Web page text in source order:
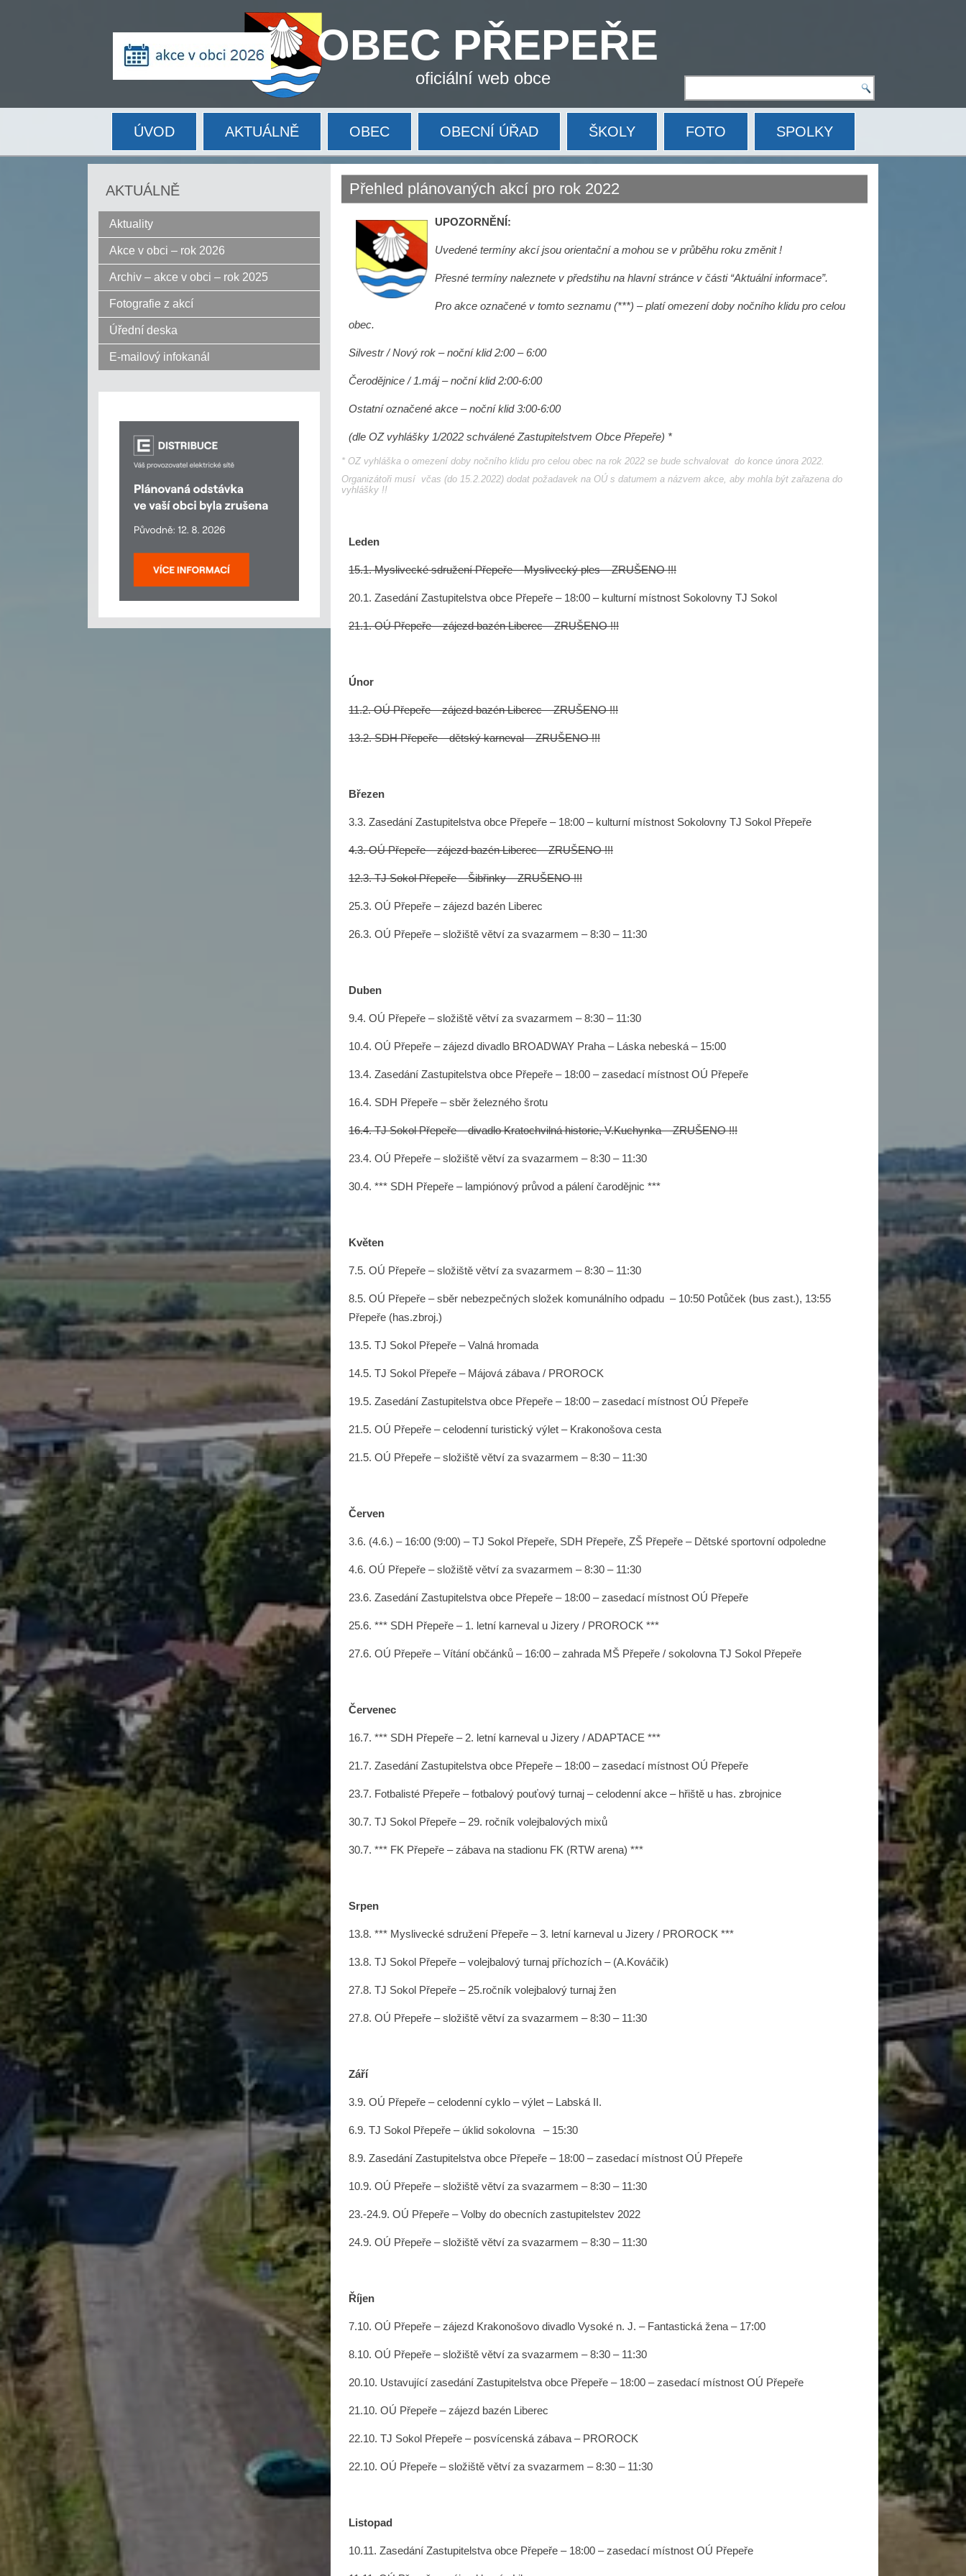
OBEC PŘEPEŘE
oficiální web obce
ÚVOD AKTUÁLNĚ OBEC OBECNÍ ÚŘAD ŠKOLY FOTO SPOLKY
AKTUÁLNĚ
Aktuality
Akce v obci – rok 2026
Archiv – akce v obci – rok 2025
Fotografie z akcí
Úřední deska
E-mailový infokanál
Přehled plánovaných akcí pro rok 2022
UPOZORNĚNÍ:
Uvedené termíny akcí jsou orientační a mohou se v průběhu roku změnit !
Přesné termíny naleznete v předstihu na hlavnístránce v části “Aktuální informace”.
Pro akce označené v tomto seznamu (***) – platí omezení doby nočního klidu pro celou
obec.
Silvestr / Nový rok – noční klid 2:00 – 6:00
Čerodějnice / 1.máj – noční klid 2:00-6:00
Ostatní označené akce – noční klid 3:00-6:00
(dle OZ vyhlášky 1/2022 schválené Zastupitelstvem Obce Přepeře) *
* OZ vyhláška o omezení doby nočního klidu pro celou obec na rok 2022 se bude schvalovat do konce února 2022.
Organizátoři musí včas (do 15.2.2022) dodat požadavek na OÚ s datumem a názvem akce, aby mohla být zařazena do
vyhlášky !!
Leden
15.1. Myslivecké sdružení Přepeře – Myslivecký ples – ZRUŠENO !!!
20.1. Zasedání Zastupitelstva obce Přepeře – 18:00 – kulturní místnost Sokolovny TJ Sokol
21.1. OÚ Přepeře – zájezd bazén Liberec – ZRUŠENO !!!
Únor
11.2. OÚ Přepeře – zájezd bazén Liberec – ZRUŠENO !!!
13.2. SDH Přepeře – dětský karneval – ZRUŠENO !!!
Březen
3.3. Zasedání Zastupitelstva obce Přepeře – 18:00 – kulturní místnost Sokolovny TJ Sokol Přepeře
4.3. OÚ Přepeře – zájezd bazén Liberec – ZRUŠENO !!!
12.3. TJ Sokol Přepeře – Šibřinky – ZRUŠENO !!!
25.3. OÚ Přepeře – zájezd bazén Liberec
26.3. OÚ Přepeře – složiště větví za svazarmem – 8:30 – 11:30
Duben
9.4. OÚ Přepeře – složiště větví za svazarmem – 8:30 – 11:30
10.4. OÚ Přepeře – zájezd divadlo BROADWAY Praha – Láska nebeská – 15:00
13.4. Zasedání Zastupitelstva obce Přepeře – 18:00 – zasedací místnost OÚ Přepeře
16.4. SDH Přepeře – sběr železného šrotu
16.4. TJ Sokol Přepeře – divadlo Kratochvilná historie, V.Kuchynka – ZRUŠENO !!!
23.4. OÚ Přepeře – složiště větví za svazarmem – 8:30 – 11:30
30.4. *** SDH Přepeře – lampiónový průvod a pálení čarodějnic ***
Květen
7.5. OÚ Přepeře – složiště větví za svazarmem – 8:30 – 11:30
8.5. OÚ Přepeře – sběr nebezpečných složek komunálního odpadu – 10:50 Potůček (bus zast.), 13:55
Přepeře (has.zbroj.)
13.5. TJ Sokol Přepeře – Valná hromada
14.5. TJ Sokol Přepeře – Májová zábava / PROROCK
19.5. Zasedání Zastupitelstva obce Přepeře – 18:00 – zasedací místnost OÚ Přepeře
21.5. OÚ Přepeře – celodenní turistický výlet – Krakonošova cesta
21.5. OÚ Přepeře – složiště větví za svazarmem – 8:30 – 11:30
Červen
3.6. (4.6.) – 16:00 (9:00) – TJ Sokol Přepeře, SDH Přepeře, ZŠ Přepeře – Dětské sportovní odpoledne
4.6. OÚ Přepeře – složiště větví za svazarmem – 8:30 – 11:30
23.6. Zasedání Zastupitelstva obce Přepeře – 18:00 – zasedací místnost OÚ Přepeře
25.6. *** SDH Přepeře – 1. letní karneval u Jizery / PROROCK ***
27.6. OÚ Přepeře – Vítání občánků – 16:00 – zahrada MŠ Přepeře / sokolovna TJ Sokol Přepeře
Červenec
16.7. *** SDH Přepeře – 2. letní karneval u Jizery / ADAPTACE ***
21.7. Zasedání Zastupitelstva obce Přepeře – 18:00 – zasedací místnost OÚ Přepeře
23.7. Fotbalisté Přepeře – fotbalový pouťový turnaj – celodenní akce – hřiště u has. zbrojnice
30.7. TJ Sokol Přepeře – 29. ročník volejbalových mixů
30.7. *** FK Přepeře – zábava na stadionu FK (RTW arena) ***
Srpen
13.8. *** Myslivecké sdružení Přepeře – 3. letní karneval u Jizery / PROROCK ***
13.8. TJ Sokol Přepeře – volejbalový turnaj příchozích – (A.Kováčik)
27.8. TJ Sokol Přepeře – 25.ročník volejbalový turnaj žen
27.8. OÚ Přepeře – složiště větví za svazarmem – 8:30 – 11:30
Září
3.9. OÚ Přepeře – celodenní cyklo – výlet – Labská II.
6.9. TJ Sokol Přepeře – úklid sokolovna – 15:30
8.9. Zasedání Zastupitelstva obce Přepeře – 18:00 – zasedací místnost OÚ Přepeře
10.9. OÚ Přepeře – složiště větví za svazarmem – 8:30 – 11:30
23.-24.9. OÚ Přepeře – Volby do obecních zastupitelstev 2022
24.9. OÚ Přepeře – složiště větví za svazarmem – 8:30 – 11:30
Říjen
7.10. OÚ Přepeře – zájezd Krakonošovo divadlo Vysoké n. J. – Fantastická žena – 17:00
8.10. OÚ Přepeře – složiště větví za svazarmem – 8:30 – 11:30
20.10. Ustavující zasedání Zastupitelstva obce Přepeře – 18:00 – zasedací místnost OÚ Přepeře
21.10. OÚ Přepeře – zájezd bazén Liberec
22.10. TJ Sokol Přepeře – posvícenská zábava – PROROCK
22.10. OÚ Přepeře – složiště větví za svazarmem – 8:30 – 11:30
Listopad
10.11. Zasedání Zastupitelstva obce Přepeře – 18:00 – zasedací místnost OÚ Přepeře